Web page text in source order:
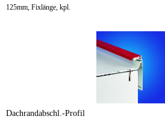
125mm, Fixlänge, kpl.
Dachrandabschl.-Profil